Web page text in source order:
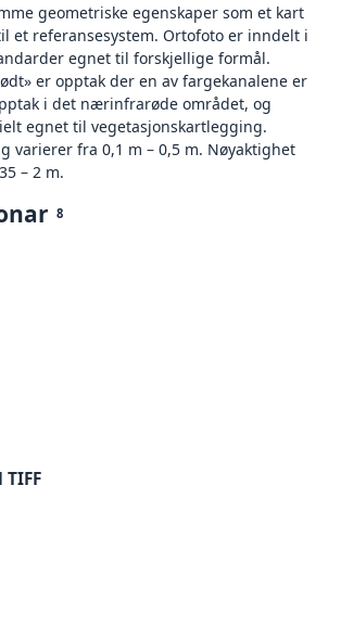
geometriske egenskaper som et kart
et referansesystem. Ortofoto er inndelt i
egnet til forskjellige formål.
er opptak der en av fargekanalene er
i det nærinfrarøde området, og
egnet til vegetasjonskartlegging.
varierer fra 0,1 m – 0,5 m. Nøyaktighet
– 2 m.
8